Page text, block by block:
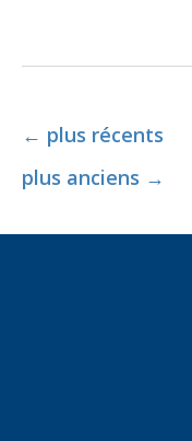
des
publications
← plus récents
plus anciens →